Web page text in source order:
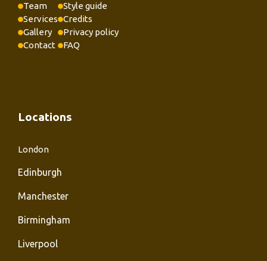
Team
Services
Gallery
Contact
Style guide
Credits
Privacy policy
FAQ
Locations
London
Edinburgh
Manchester
Birmingham
Liverpool